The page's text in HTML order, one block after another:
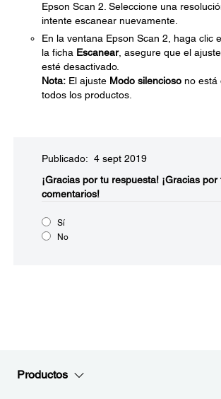
Epson Scan 2. Seleccione una
intente escanear nuevamente.
En la ventana Epson Scan 2, haga clic
la ficha Escanear, asegure que el ajuste
esté desactivado.
Nota: El ajuste Modo silencioso no está
todos los productos.
Publicado: 4 sept 2019
¡Gracias por tu respuesta! ¡Gracias por
comentarios!
Sí
No
Productos